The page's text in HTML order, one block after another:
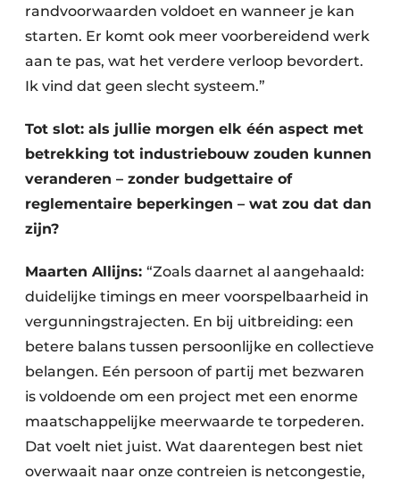
randvoorwaarden voldoet en wanneer je kan
starten. Er komt ook meer voorbereidend werk
aan te pas, wat het verdere verloop bevordert.
Ik vind dat geen slecht systeem.”
Tot slot: als jullie morgen elk één aspect met
betrekking tot industriebouw zouden kunnen
veranderen – zonder budgettaire of
reglementaire beperkingen – wat zou dat dan
zijn?
Maarten Allijns: “Zoals daarnet al aangehaald:
duidelijke timings en meer voorspelbaarheid in
vergunningstrajecten. En bij uitbreiding: een
betere balans tussen persoonlijke en collectieve
belangen. Eén persoon of partij met bezwaren
is voldoende om een project met een enorme
maatschappelijke meerwaarde te torpederen.
Dat voelt niet juist. Wat daarentegen best niet
overwaait naar onze contreien is netcongestie,